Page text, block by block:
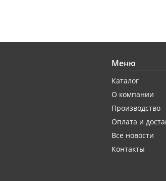
Меню
Каталог
О компании
Производство
Оплата и
Все новости
Контакты